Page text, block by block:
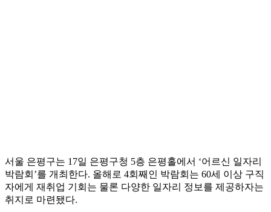
서울 은평구는 17일 은평구청 5층 은평홀에서 ‘어르신 일자리
박람회’를 개최한다. 올해로 4회째인 박람회는 60세 이상 구직
자에게 재취업 기회는 물론 다양한 일자리 정보를 제공하자는
취지로 마련됐다.